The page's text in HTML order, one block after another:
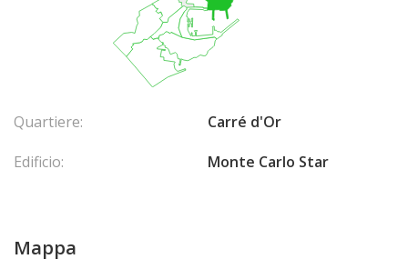
Quartiere:
Carré d'Or
Edificio:
Monte Carlo Star
Mappa